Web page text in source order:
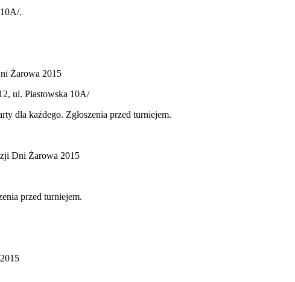
.
Żarowa 2015
ul. Piastowska 10A/
dla każdego. Zgłoszenia przed turniejem.
Dni Żarowa 2015
przed turniejem.